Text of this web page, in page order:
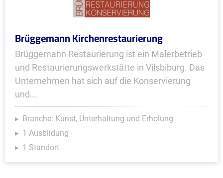
Brüggemann Kirchenrestaurierung
Brüggemann Restaurierung ist ein Malerbetrieb
und Restaurierungswerkstätte in Vilsbiburg. Das
Unternehmen hat sich auf die Konservierung
und...
Branche: Kunst, Unterhaltung und Erholung
1 Ausbildung
1 Standort